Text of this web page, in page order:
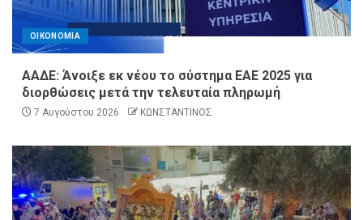
ΟΙΚΟΝΟΜΙΑ
ΑΑΔΕ: Άνοιξε εκ νέου το σύστημα ΕΑΕ 2025 για
διορθώσεις μετά την τελευταία πληρωμή
7 Αυγούστου 2026 ΚΩΝΣΤΑΝΤΙΝΟΣ